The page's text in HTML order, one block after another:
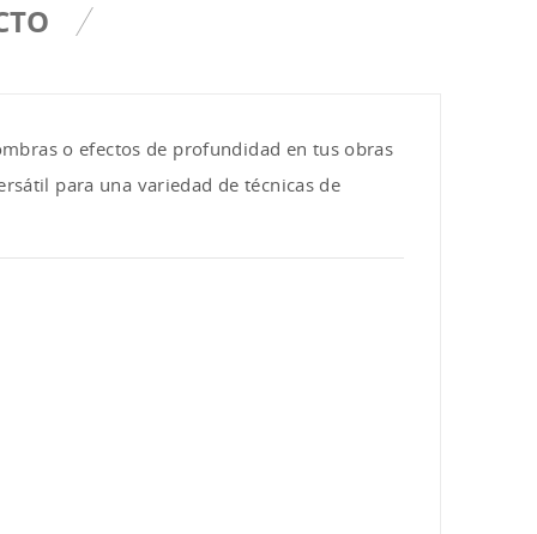
o efectos de profundidad en tus obras
para una variedad de técnicas de